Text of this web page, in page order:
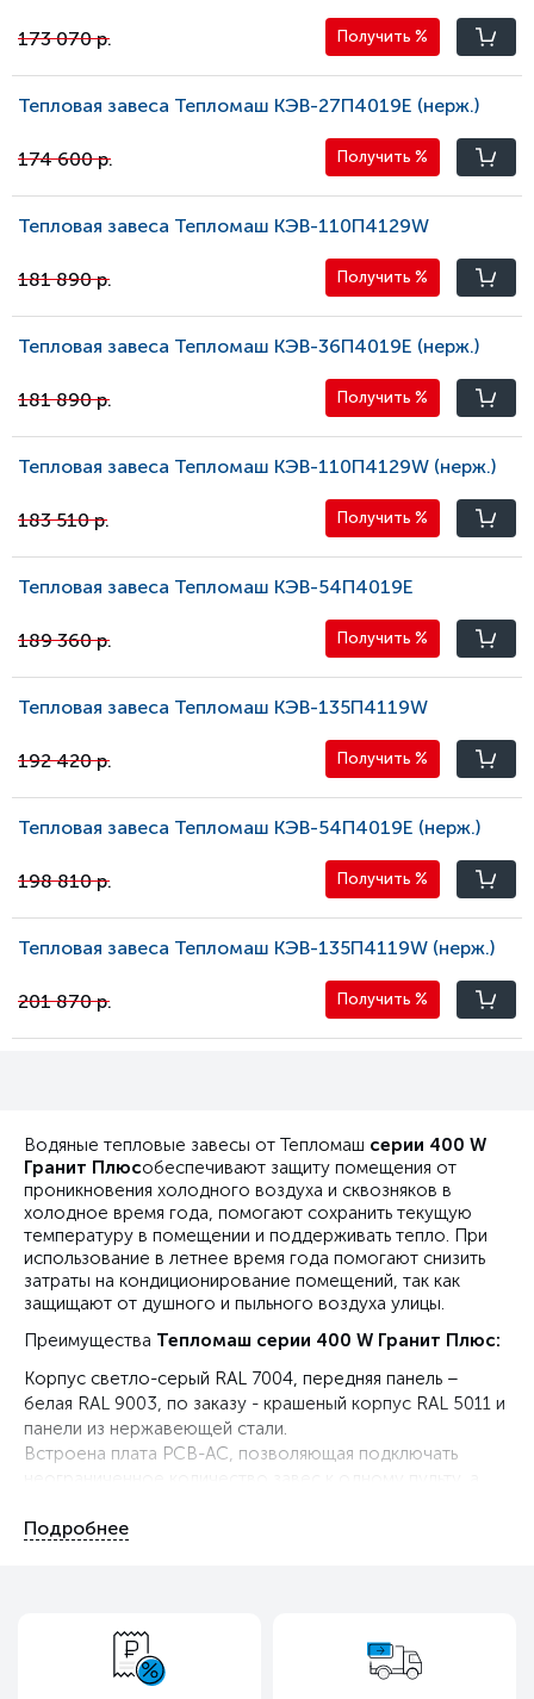
173 070 р. Получить %
Тепловая завеса Тепломаш КЭВ-27П4019E (нерж.)
174 600 р. Получить %
Тепловая завеса Тепломаш КЭВ-110П4129W
181 890 р. Получить %
Тепловая завеса Тепломаш КЭВ-36П4019E (нерж.)
181 890 р. Получить %
Тепловая завеса Тепломаш КЭВ-110П4129W (нерж.)
183 510 р. Получить %
Тепловая завеса Тепломаш КЭВ-54П4019Е
189 360 р. Получить %
Тепловая завеса Тепломаш КЭВ-135П4119W
192 420 р. Получить %
Тепловая завеса Тепломаш КЭВ-54П4019E (нерж.)
198 810 р. Получить %
Тепловая завеса Тепломаш КЭВ-135П4119W (нерж.)
201 870 р. Получить %
Водяные тепловые завесы от Тепломаш серии 400 W
Гранит Плюсобеспечивают защиту помещения от
проникновения холодного воздуха и сквозняков в
холодное время года, помогают сохранить текущую
температуру в помещении и поддерживать тепло. При
использование в летнее время года помогают снизить
затраты на кондиционирование помещений, так как
защищают от душного и пыльного воздуха улицы.
Преимущества Тепломаш серии 400 W Гранит Плюс:
Корпус светло-серый RAL 7004, передняя панель –
белая RAL 9003, по заказу - крашеный корпус RAL 5011 и
панели из нержавеющей стали.
Встроена плата PCB-AC, позволяющая подключать
Горизонтальный монтаж. Подвес - настенно-